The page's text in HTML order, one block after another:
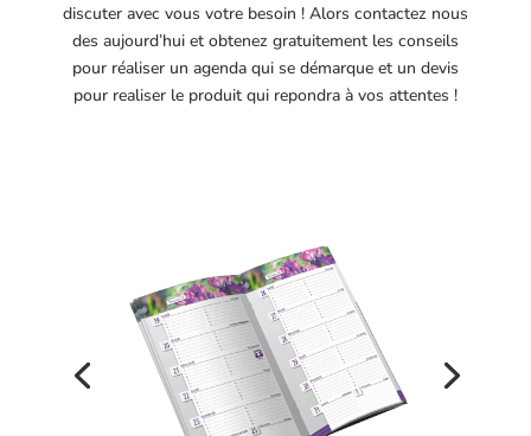
discuter avec vous votre besoin ! Alors contactez nous
des aujourd’hui et obtenez gratuitement les conseils
pour réaliser un agenda qui se démarque et un devis
pour realiser le produit qui repondra à vos attentes !